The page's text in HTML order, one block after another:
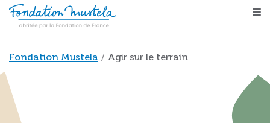
Aller au contenu principal
Fil d'Ariane
Fondation Mustela Agir sur le terrain